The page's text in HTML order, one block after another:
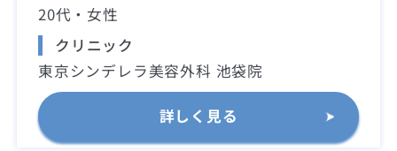
20代・女性
クリニック
東京シンデレラ美容外科 池袋院
詳しく見る